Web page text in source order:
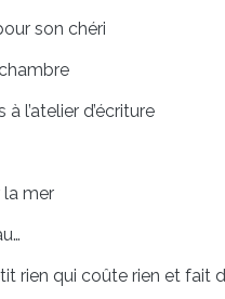
son chéri
l’atelier d’écriture
la mer
rien qui coûte rien et fait